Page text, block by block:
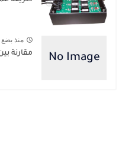
منذ بضع
مقارنة